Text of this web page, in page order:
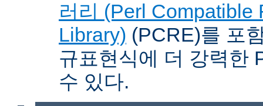
러리 (Perl Compatible
Library) (PCRE)를 포
규표현식에 더 강력한
수 있다.